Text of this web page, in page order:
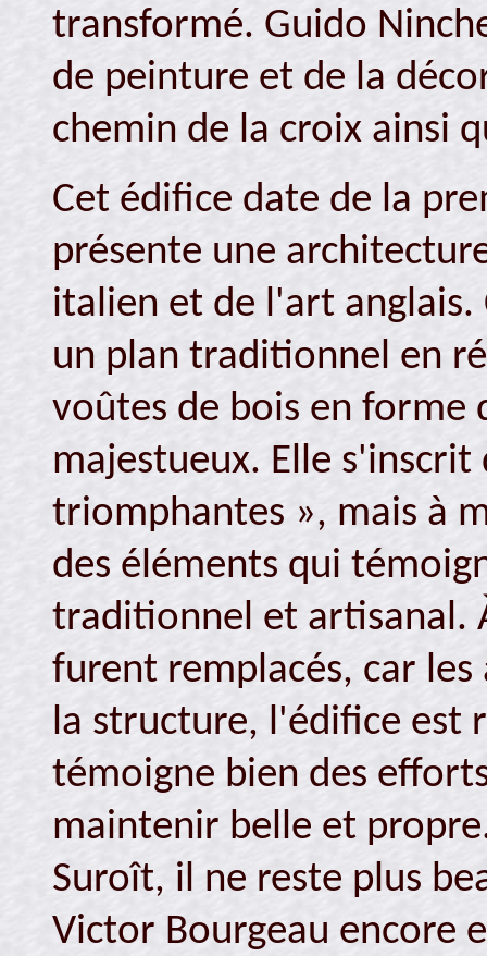
transformé. Guido
de peinture et de la
chemin de la croix ainsi
Cet édifice date de la
présente une
italien et de l'art
un plan traditionnel en
voûtes de bois en forme
majestueux. Elle s'inscrit
triomphantes », mais à
des éléments qui
traditionnel et artisanal.
furent remplacés, car
la structure, l'édifice est
témoigne bien des
maintenir belle et
Suroît, il ne reste plus
Victor Bourgeau encore